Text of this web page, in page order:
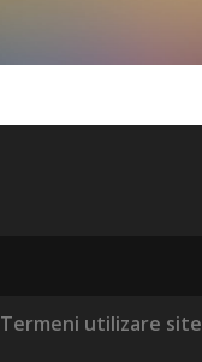
Termeni utilizare site